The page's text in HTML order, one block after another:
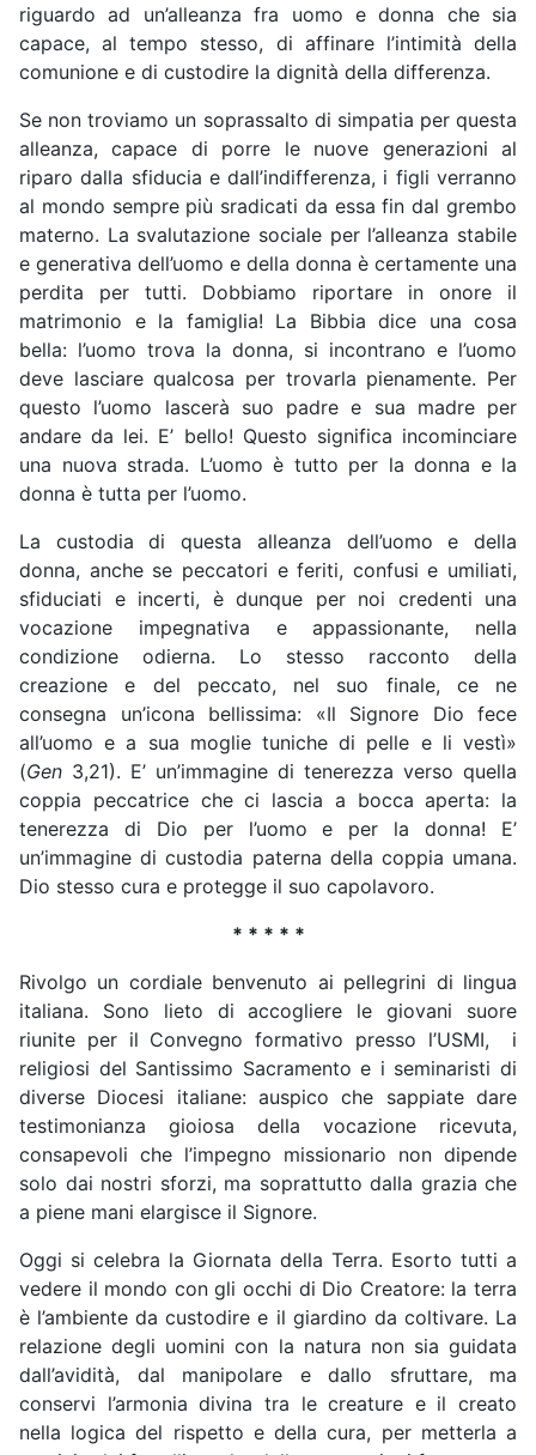
riguardo ad un’alleanza fra uomo e donna che sia
capace, al tempo stesso, di affinare l’intimità della
comunione e di custodire la dignità della differenza.
Se non troviamo un soprassalto di simpatia per questa
alleanza, capace di porre le nuove generazioni al
riparo dalla sfiducia e dall’indifferenza, i figli verranno
al mondo sempre più sradicati da essa fin dal grembo
materno. La svalutazione sociale per l’alleanza stabile
e generativa dell’uomo e della donna è certamente una
perdita per tutti. Dobbiamo riportare in onore il
matrimonio e la famiglia! La Bibbia dice una cosa
bella: l’uomo trova la donna, si incontrano e l’uomo
deve lasciare qualcosa per trovarla pienamente. Per
questo l’uomo lascerà suo padre e sua madre per
andare da lei. E’ bello! Questo significa incominciare
una nuova strada. L’uomo è tutto per la donna e la
donna è tutta per l’uomo.
La custodia di questa alleanza dell’uomo e della
donna, anche se peccatori e feriti, confusi e umiliati,
sfiduciati e incerti, è dunque per noi credenti una
vocazione impegnativa e appassionante, nella
condizione odierna. Lo stesso racconto della
creazione e del peccato, nel suo finale, ce ne
consegna un’icona bellissima: «Il Signore Dio fece
all’uomo e a sua moglie tuniche di pelle e li vestì»
(Gen 3,21). E’ un’immagine di tenerezza verso quella
coppia peccatrice che ci lascia a bocca aperta: la
tenerezza di Dio per l’uomo e per la donna! E’
un’immagine di custodia paterna della coppia umana.
Dio stesso cura e protegge il suo capolavoro.
* * * * *
Rivolgo un cordiale benvenuto ai pellegrini di lingua
italiana. Sono lieto di accogliere le giovani suore
riunite per il Convegno formativo presso l’USMI, i
religiosi del Santissimo Sacramento e i seminaristi di
diverse Diocesi italiane: auspico che sappiate dare
testimonianza gioiosa della vocazione ricevuta,
consapevoli che l’impegno missionario non dipende
solo dai nostri sforzi, ma soprattutto dalla grazia che
a piene mani elargisce il Signore.
Oggi si celebra la Giornata della Terra. Esorto tutti a
vedere il mondo con gli occhi di Dio Creatore: la terra
è l’ambiente da custodire e il giardino da coltivare. La
relazione degli uomini con la natura non sia guidata
dall’avidità, dal manipolare e dallo sfruttare, ma
conservi l’armonia divina tra le creature e il creato
nella logica del rispetto e della cura, per metterla a